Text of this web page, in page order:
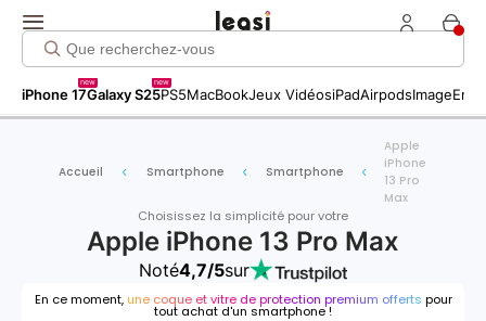
iPhone 17
new
Galaxy S25
new
PS5MacBookJeux VidéosiPadAirpodsImage
Accueil Smartphone Smartphone
Apple
iPhone
13 Pro
Max
Choisissez la simplicité pour votre
Apple iPhone 13 Pro Max
Noté4,7/5sur
En ce moment, une coque et vitre de protection premium offerts pour
tout achat d'un smartphone !